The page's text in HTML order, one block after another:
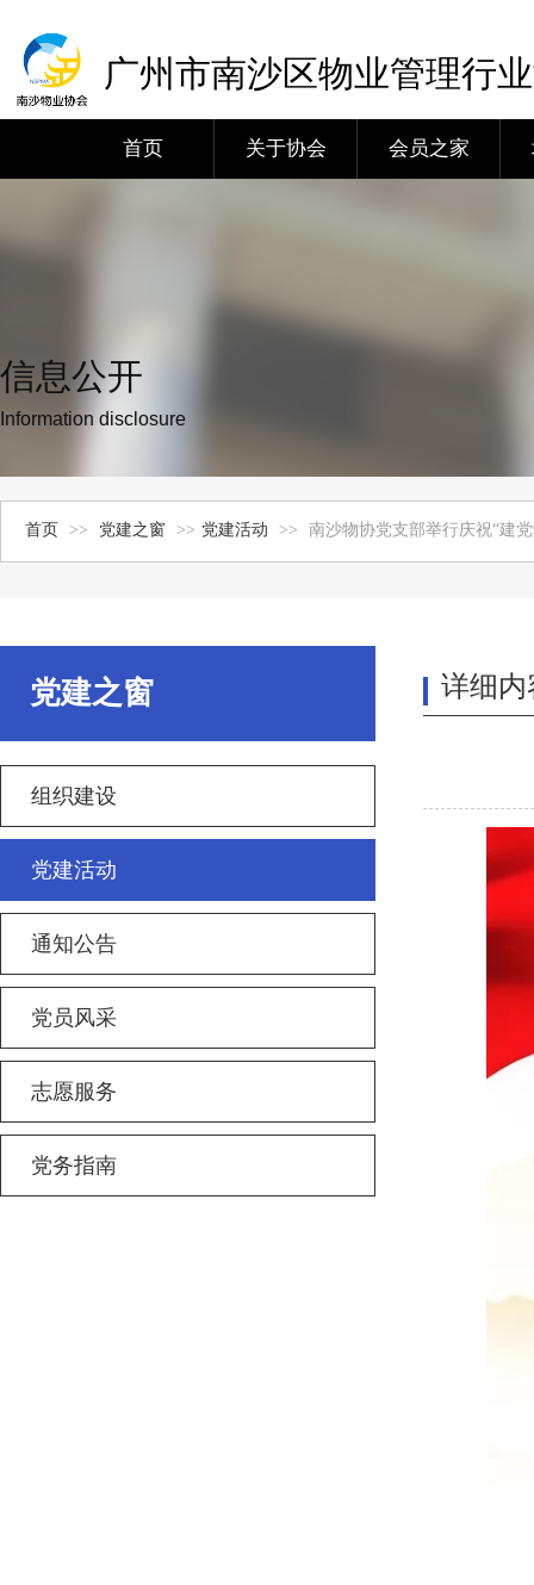
广州市南沙区物业管理行
首页 关于协会 会员之家
信息公开
Information disclosure
首页 >> 党建之窗 >> 党建活动 >> 南沙物协党支部举行庆祝“建
党建之窗
组织建设
党建活动
通知公告
党员风采
志愿服务
党务指南
详细内